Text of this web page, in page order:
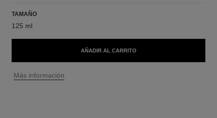
TAMAÑO
125 ml
AÑADIR AL CARRITO
↩
Más información